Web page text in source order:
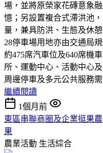
場，並將原榮家花磚意象
憶；另設置複合式滯洪池
量，兼具防洪、生態及休
28停車場用地亦由交通局
約475席汽車位及640席機
所、運動中心、活動中心
周邊停車及多元公共服務
繼續閱讀
1個月前
東區串聯商圈及企業挺果
果
農業活動 生活綜合